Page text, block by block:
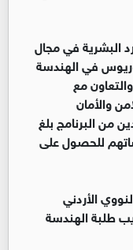
البشرية في مجال
في الهندسة
مع
والأمان
من البرنامج بلغ
للحصول على
الأردني
طلبة الهندسة